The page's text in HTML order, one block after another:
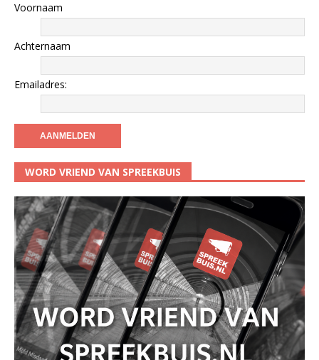
Voornaam
Achternaam
Emailadres:
WORD VRIEND VAN SPREEKBUIS